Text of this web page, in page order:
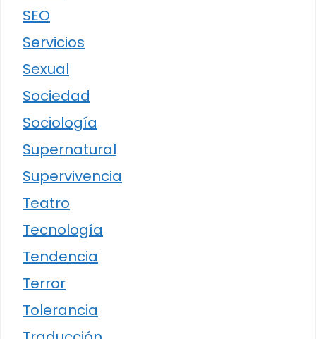
SEO
Servicios
Sexual
Sociedad
Sociología
Supernatural
Supervivencia
Teatro
Tecnología
Tendencia
Terror
Tolerancia